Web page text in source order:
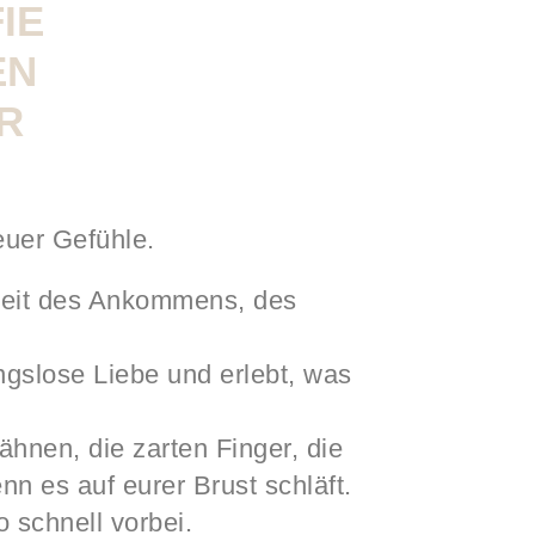
Gefühle.
des Ankommens, des
Liebe und erlebt, was
die zarten Finger, die
es auf eurer Brust schläft.
schnell vorbei.